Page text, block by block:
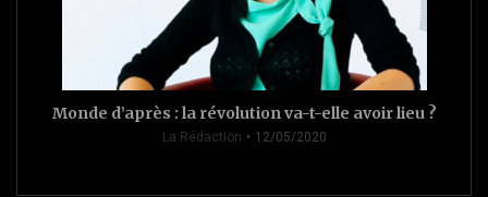
Monde d’après : la révolution va-t-elle avoir lieu ?
La Rédaction 12/05/2020